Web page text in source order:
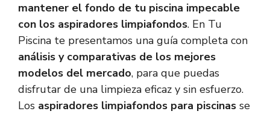
mantener el fondo de tu piscina impecable
con los aspiradores limpiafondos. En Tu
Piscina te presentamos una guía completa con
análisis y comparativas de los mejores
modelos del mercado, para que puedas
disfrutar de una limpieza eficaz y sin esfuerzo.
Los aspiradores limpiafondos para piscinas se